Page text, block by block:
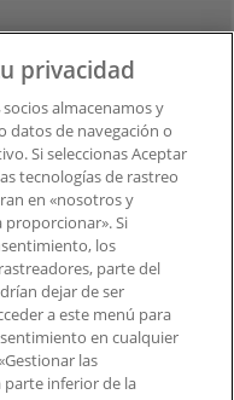
la web o en la
privacidad
socios almacenamos y
datos de navegación o
Si seleccionas Aceptar
tecnologías de rastreo
en «nosotros y
Si
los
parte del
dejar de ser
a este menú para
en cualquier
las
parte inferior de la